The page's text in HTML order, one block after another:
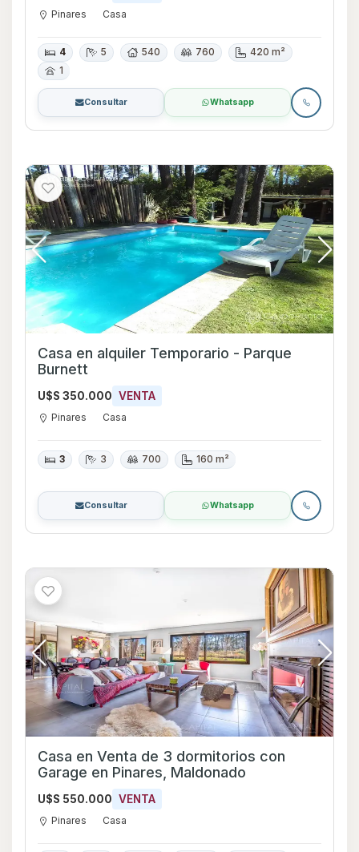
Pinares Casa
4 5 540 760
420 m²
1
Consultar Whatsapp
Casa en alquiler Temporario - Parque
Burnett
U$S 350.000 VENTA
Pinares Casa
3 3 700 160 m²
Consultar Whatsapp
Casa en Venta de 3 dormitorios con
Garage en Pinares, Maldonado
U$S 550.000 VENTA
Pinares Casa